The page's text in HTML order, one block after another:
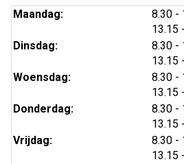
Maandag: 8.30 -
13.15
Dinsdag:
8.30 -
13.15
Woensdag:
8.30 -
13.15
Donderdag:
8.30 -
13.15
Vrijdag:
8.30 -
13.15